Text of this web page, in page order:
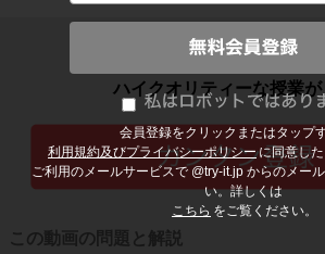
会員登録をクリックまたはタップす
利用規約及びプライバシーポリシー に同意し
ご利用のメールサービスで @try-it.jp からのメー
い。詳しくは
こちら をご覧ください。
子どもの勉強から大人の学び
ハイクオリティーな授業が
この動画の問題と解説